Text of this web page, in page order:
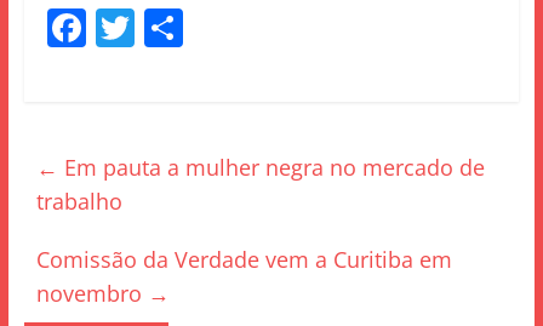
F
b
o
o
k
T S
← Em pauta a mulher negra no mercado de
trabalho
Comissão da Verdade vem a Curitiba em
novembro →